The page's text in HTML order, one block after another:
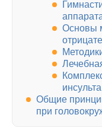
Основы
инсульта
Общие
при